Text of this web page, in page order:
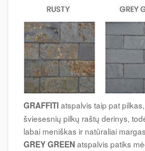
GRAFFITIatspalvis taip pat
šviesesnių pilkų raštų derinys,
labai meniškas ir natūraliai
GREY GREENatspalvis patiks